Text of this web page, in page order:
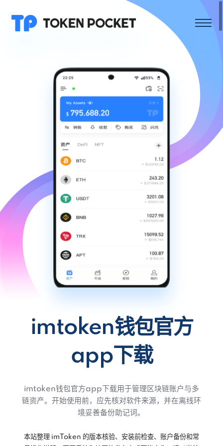
imtoken钱包官方
app下载
imtoken钱包官方app下载用于管理区块链账户与多
链资产。开始使用前，应先核对软件来源，并在离线环
境妥善备份助记词。
本站整理 imToken 的版本核验、安装前检查、账户备份和常